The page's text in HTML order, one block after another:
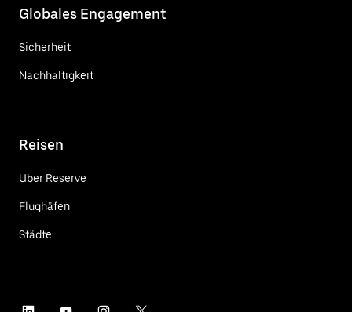
Globales Engagement
Sicherheit
Nachhaltigkeit
Reisen
Uber Reserve
Flughäfen
Städte